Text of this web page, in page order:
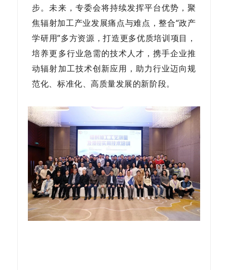
步。未来，专委会将持续发挥平台优势，聚
焦辐射加工产业发展痛点与难点，整合“政产
学研用”多方资源，打造更多优质培训项目，
培养更多行业急需的技术人才，携手企业推
动辐射加工技术创新应用，助力行业迈向规
范化、标准化、高质量发展的新阶段。